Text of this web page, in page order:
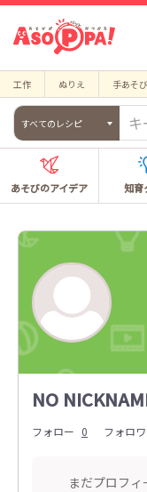
工作 ぬりえ 手あそ
すべてのレシピ
あそびのアイデア 知育
NO
フォロー 0 フォロ
まだプロフ